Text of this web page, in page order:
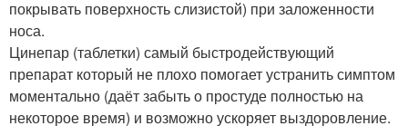
покрывать поверхность слизистой) при заложенности
носа.
Цинепар (таблетки) самый быстродействующий
препарат который не плохо помогает устранить симптом
моментально (даёт забыть о простуде полностью на
некоторое время) и возможно ускоряет выздоровление.